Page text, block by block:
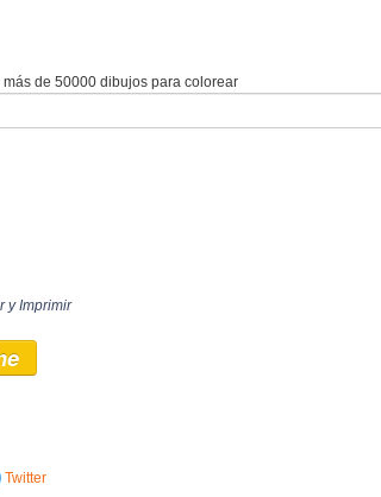
más de 50000 dibujos para colorear
y Imprimir
Twitter